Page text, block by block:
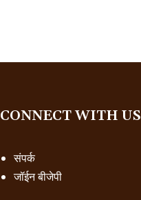
CONNECT WITH US
संपर्क
जॉईन बीजेपी